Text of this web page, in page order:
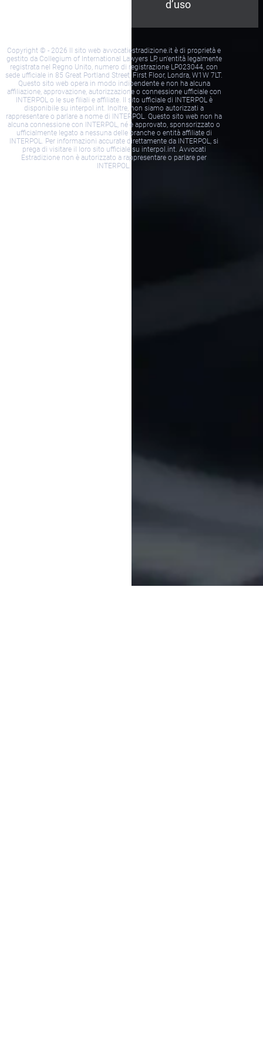
d’uso
Copyright © - 2026 Il sito web avvocatiestradizione.it è di proprietà e
gestito da Collegium of International Lawyers LP, un'entità legalmente
registrata nel Regno Unito, numero di registrazione LP023044, con
sede ufficiale in 85 Great Portland Street, First Floor, Londra, W1W 7LT.
Questo sito web opera in modo indipendente e non ha alcuna
affiliazione, approvazione, autorizzazione o connessione ufficiale con
INTERPOL o le sue filiali e affiliate. Il sito ufficiale di INTERPOL è
disponibile su interpol.int. Inoltre, non siamo autorizzati a
rappresentare o parlare a nome di INTERPOL. Questo sito web non ha
alcuna connessione con INTERPOL, né è approvato, sponsorizzato o
ufficialmente legato a nessuna delle branche o entità affiliate di
INTERPOL. Per informazioni accurate direttamente da INTERPOL, si
prega di visitare il loro sito ufficiale su interpol.int. Avvocati
Estradizione non è autorizzato a rappresentare o parlare per
INTERPOL.